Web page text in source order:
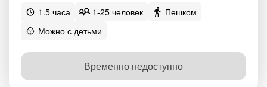
1.5 часа 1-25 человек
Пешком
Можно с детьми
Временно недоступно